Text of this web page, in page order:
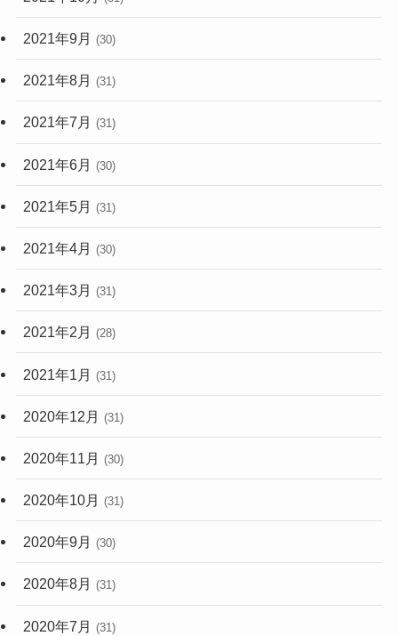
2021年9月 (30)
2021年8月 (31)
2021年7月 (31)
2021年6月 (30)
2021年5月 (31)
2021年4月 (30)
2021年3月 (31)
2021年2月 (28)
2021年1月 (31)
2020年12月 (31)
2020年11月 (30)
2020年10月 (31)
2020年9月 (30)
2020年8月 (31)
2020年7月 (31)